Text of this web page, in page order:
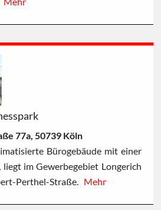
77a, 50739 Köln
Bürogebäude mit einer
liegt im Gewerbegebiet Longerich
Perthel-Straße. Mehr